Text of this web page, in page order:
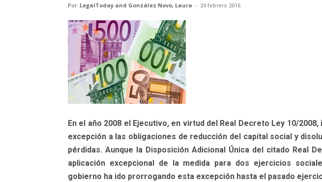
Por LegalToday and González Novo, Laura - 24 febrero 2016
En el año 2008 el Ejecutivo, en virtud del Real Decreto Ley 10/
excepción a las obligaciones de reducción del capital social y
pérdidas. Aunque la Disposición Adicional Única del citado Real
aplicación excepcional de la medida para dos ejercicios
gobierno ha ido prorrogando esta excepción hasta el pasado